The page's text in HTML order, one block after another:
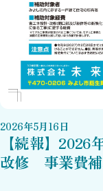
2026年5月16日
【続報】
改修 事業費